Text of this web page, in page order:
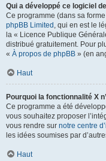
Qui a développé ce logiciel
Ce programme (dans sa
phpBB Limited , qui en est le
la « Licence Publique
distribué gratuitement. Pour
« À propos de phpBB » (en
Haut
Pourquoi la fonctionnalité X
Ce programme a été
vous souhaitez proposer
vous rendre sur notre centre
les idées soumises par
Haut